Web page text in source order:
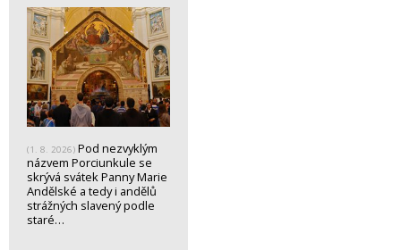
(1. 8. 2026) Pod nezvyklým
názvem Porciunkule se
skrývá svátek Panny Marie
Andělské a tedy i andělů
strážných slavený podle
staré…